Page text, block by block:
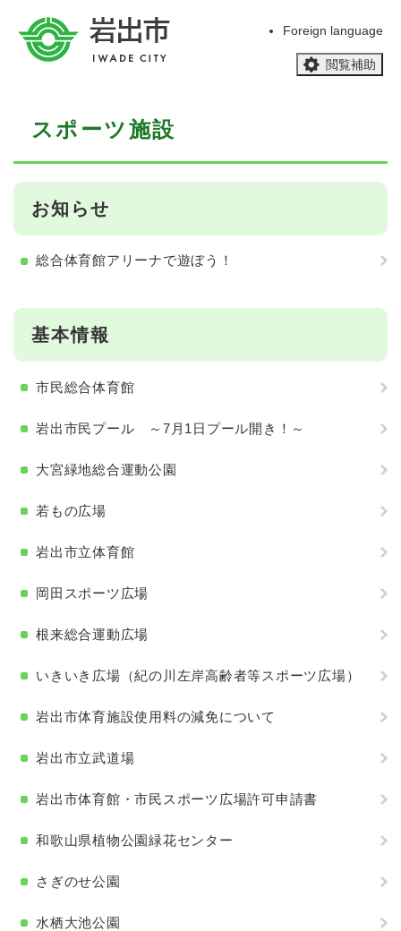
Foreign language
閲覧補助
スポーツ施設
お知らせ
総合体育館アリーナで遊ぼう！
基本情報
市民総合体育館
岩出市民プール ～7月1日プール開き！～
大宮緑地総合運動公園
若もの広場
岩出市立体育館
岡田スポーツ広場
根来総合運動広場
いきいき広場（紀の川左岸高齢者等スポーツ広場）
岩出市体育施設使用料の減免について
岩出市立武道場
岩出市体育館・市民スポーツ広場許可申請書
和歌山県植物公園緑花センター
さぎのせ公園
水栖大池公園